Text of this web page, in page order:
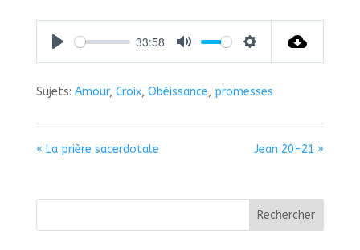
33:58
Sujets: Amour, Croix, Obéissance, promesses
« La prière sacerdotale Jean 20-21 »
Rechercher